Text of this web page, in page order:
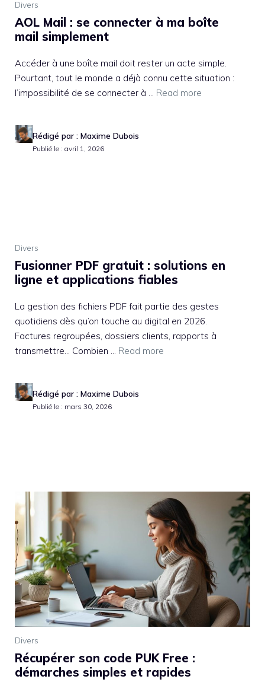
Divers
AOL Mail : se connecter à ma boîte
mail simplement
Accéder à une boîte mail doit rester un acte simple.
Pourtant, tout le monde a déjà connu cette situation :
l’impossibilité de se connecter à ... Read more
Rédigé par : Maxime Dubois
Publié le : avril 1, 2026
Divers
Fusionner PDF gratuit : solutions en
ligne et applications fiables
La gestion des fichiers PDF fait partie des gestes
quotidiens dès qu’on touche au digital en 2026.
Factures regroupées, dossiers clients, rapports à
transmettre… Combien ... Read more
Rédigé par : Maxime Dubois
Publié le : mars 30, 2026
Divers
Récupérer son code PUK Free :
démarches simples et rapides